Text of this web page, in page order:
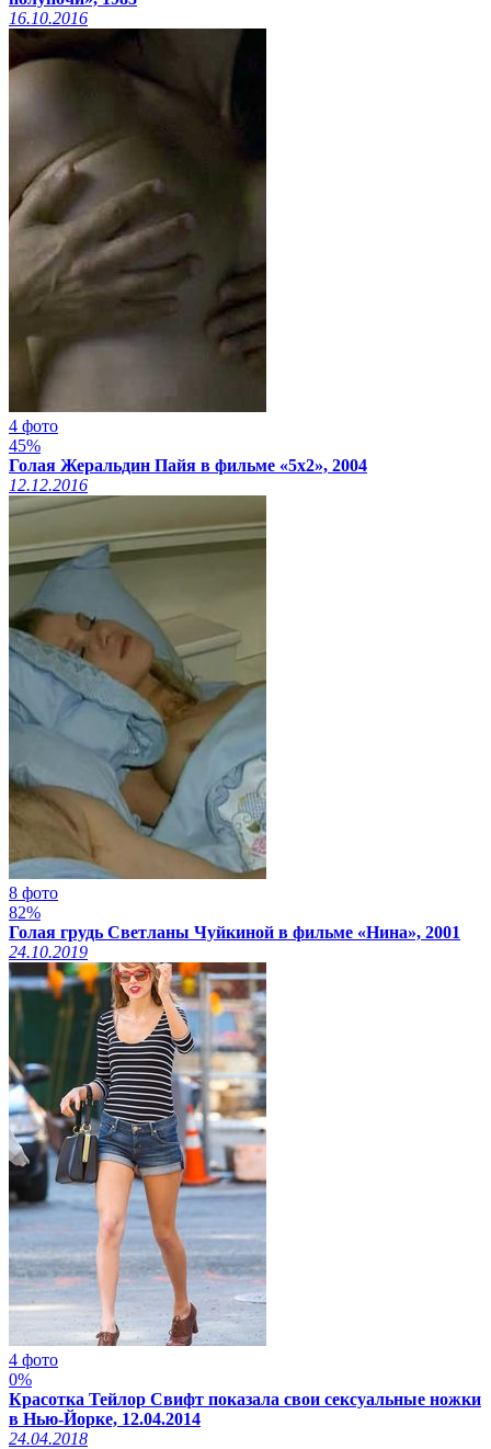
16.10.2016
4 фото
45%
Голая Жеральдин Пайя в фильме «5x2», 2004
12.12.2016
8 фото
82%
Голая грудь Светланы Чуйкиной в фильме «Нина», 2001
24.10.2019
4 фото
0%
Красотка Тейлор Свифт показала свои сексуальные ножки
в Нью-Йорке, 12.04.2014
24.04.2018